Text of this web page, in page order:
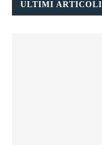
ULTIMI ARTICOLI